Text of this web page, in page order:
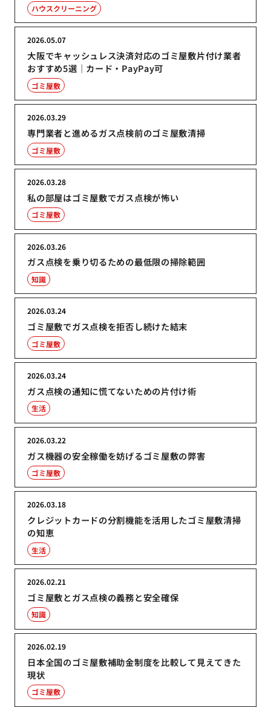
ハウスクリーニング
大阪でキャッシュレス決済対応のゴミ屋敷片付け業者
おすすめ5選｜カード・PayPay可
2026.05.07
ゴミ屋敷
専門業者と進めるガス点検前のゴミ屋敷清掃
2026.03.29
ゴミ屋敷
私の部屋はゴミ屋敷でガス点検が怖い
2026.03.28
ゴミ屋敷
ガス点検を乗り切るための最低限の掃除範囲
2026.03.26
知識
ゴミ屋敷でガス点検を拒否し続けた結末
2026.03.24
ゴミ屋敷
ガス点検の通知に慌てないための片付け術
2026.03.24
生活
ガス機器の安全稼働を妨げるゴミ屋敷の弊害
2026.03.22
ゴミ屋敷
クレジットカードの分割機能を活用したゴミ屋敷清掃
の知恵
2026.03.18
生活
ゴミ屋敷とガス点検の義務と安全確保
2026.02.21
知識
日本全国のゴミ屋敷補助金制度を比較して見えてきた
現状
2026.02.19
ゴミ屋敷